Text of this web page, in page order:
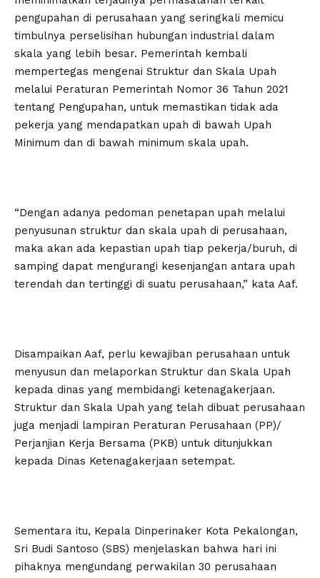
pengupahan di perusahaan yang seringkali memicu
timbulnya perselisihan hubungan industrial dalam
skala yang lebih besar. Pemerintah kembali
mempertegas mengenai Struktur dan Skala Upah
melalui Peraturan Pemerintah Nomor 36 Tahun 2021
tentang Pengupahan, untuk memastikan tidak ada
pekerja yang mendapatkan upah di bawah Upah
Minimum dan di bawah minimum skala upah.
“Dengan adanya pedoman penetapan upah melalui
penyusunan struktur dan skala upah di perusahaan,
maka akan ada kepastian upah tiap pekerja/buruh, di
samping dapat mengurangi kesenjangan antara upah
terendah dan tertinggi di suatu perusahaan,” kata Aaf.
Disampaikan Aaf, perlu kewajiban perusahaan untuk
menyusun dan melaporkan Struktur dan Skala Upah
kepada dinas yang membidangi ketenagakerjaan.
Struktur dan Skala Upah yang telah dibuat perusahaan
juga menjadi lampiran Peraturan Perusahaan (PP)/
Perjanjian Kerja Bersama (PKB) untuk ditunjukkan
kepada Dinas Ketenagakerjaan setempat.
Sementara itu, Kepala Dinperinaker Kota Pekalongan,
Sri Budi Santoso (SBS) menjelaskan bahwa hari ini
pihaknya mengundang perwakilan 30 perusahaan